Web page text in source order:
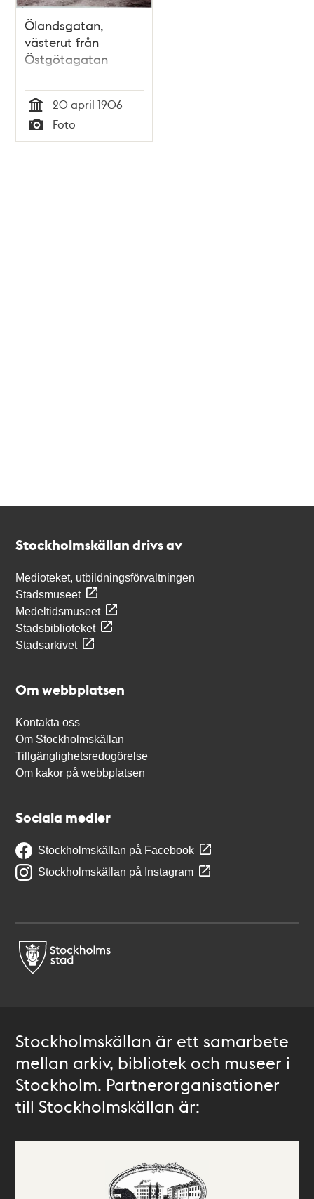
Ölandsgatan,
västerut från
Östgötagatan
Tid
20 april 1906
Typ
Foto
Stockholmskällan drivs av
Medioteket, utbildningsförvaltningen
Stadsmuseet
Medeltidsmuseet
Stadsbiblioteket
Stadsarkivet
Om webbplatsen
Kontakta oss
Om Stockholmskällan
Tillgänglighetsredogörelse
Om kakor på webbplatsen
Sociala medier
Stockholmskällan på Facebook
Stockholmskällan på Instagram
Stockholmskällan är ett samarbete
mellan arkiv, bibliotek och museer i
Stockholm. Partnerorganisationer
till Stockholmskällan är: